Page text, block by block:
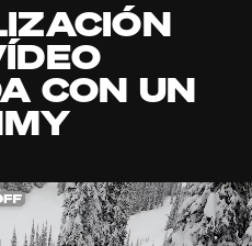
CON UN